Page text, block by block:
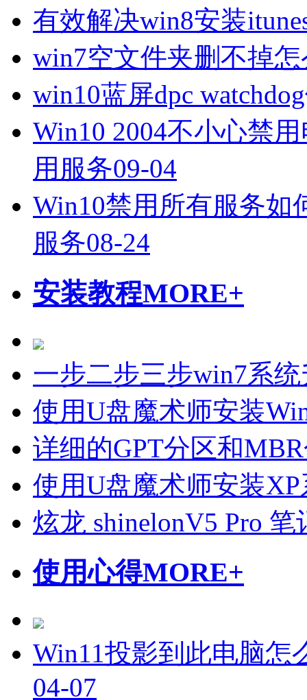
有效解决win8安装
win7空文件夹删不掉
win10蓝屏dpc
Win10 2004不小心禁
用服务09-04
Win10禁用所有服务如
服务08-24
安装教程MORE+
一步二步三步win7系
使用U盘魔术师安装
详细的GPT分区和
使用U盘魔术师安装
炫龙 shinelonV5 Pro
使用心得MORE+
Win11投影到此电脑怎
04-07